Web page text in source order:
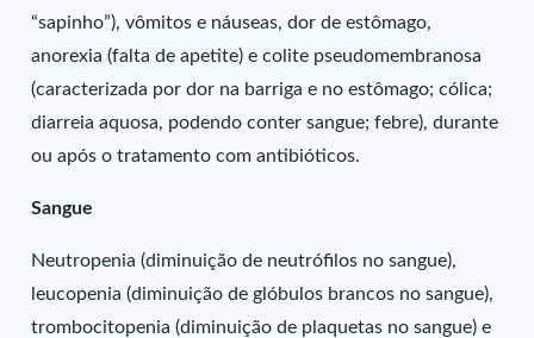
“sapinho”), vômitos e náuseas, dor de estômago,
anorexia (falta de apetite) e colite pseudomembranosa
(caracterizada por dor na barriga e no estômago; cólica;
diarreia aquosa, podendo conter sangue; febre), durante
ou após o tratamento com antibióticos.
Sangue
Neutropenia (diminuição de neutrófilos no sangue),
leucopenia (diminuição de glóbulos brancos no sangue),
trombocitopenia (diminuição de plaquetas no sangue) e